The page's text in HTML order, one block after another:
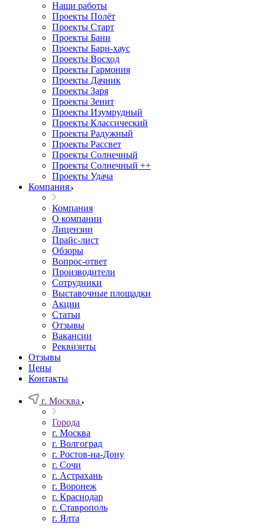
Наши работы
Проекты Полёт
Проекты Старт
Проекты Бани
Проекты Барн-хаус
Проекты Восход
Проекты Гармония
Проекты Дачник
Проекты Заря
Проекты Зенит
Проекты Изумрудный
Проекты Классический
Проекты Радужный
Проекты Рассвет
Проекты Солнечный
Проекты Солнечный ++
Проекты Удача
Компания
Компания
О компании
Лицензии
Прайс-лист
Обзоры
Вопрос-ответ
Производители
Сотрудники
Выставочные площадки
Акции
Статьи
Отзывы
Вакансии
Реквизиты
Отзывы
Цены
Контакты
г. Москва
Города
г. Москва
г. Волгоград
г. Ростов-на-Дону
г. Сочи
г. Астрахань
г. Воронеж
г. Краснодар
г. Ставрополь
г. Ялта